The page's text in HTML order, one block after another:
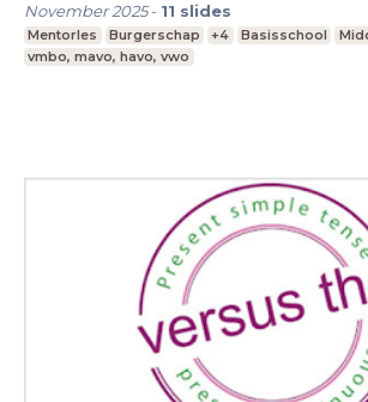
November 2025- 11 slides
Mentorles Burgerschap +4 Basisschool
vmbo, mavo, havo, vwo